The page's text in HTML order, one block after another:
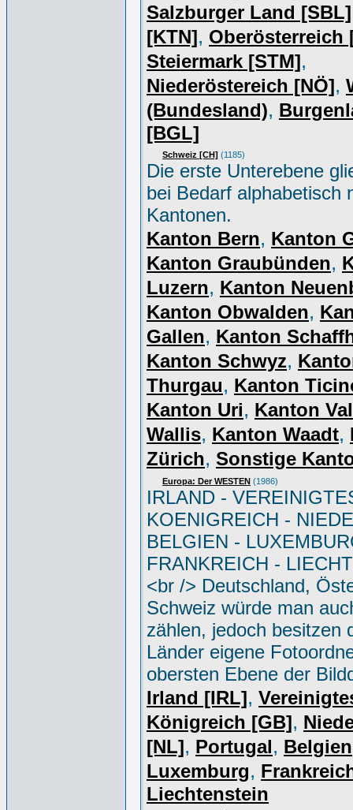
Salzburger Land [SBL]
[KTN], Oberösterreich
Steiermark [STM],
Niederöstereich [NÖ],
(Bundesland),
[BGL]
Schweiz [CH] (1185)
Die erste Unterebene
bei Bedarf alphabetisch
Kantonen.
Kanton Bern, Kanton
Kanton Graubünden,
Luzern, Kanton
Kanton Obwalden,
Gallen, Kanton
Kanton Schwyz,
Thurgau, Kanton
Kanton Uri, Kanton
Wallis, Kanton Waadt,
Zürich, Sonstige
Europa: Der WESTEN (1986)
IRLAND -
KOENIGREICH -
BELGIEN -
FRANKREICH -
<br /> Deutschland,
Schweiz würde man
zählen, jedoch besitzen
Länder eigene
obersten Ebene der
Irland [IRL],
Königreich [GB],
[NL], Portugal, Belgien
Luxemburg,
Liechtenstein